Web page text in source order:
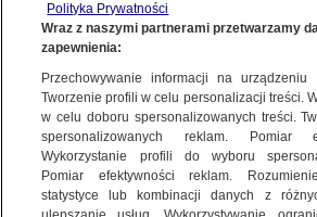
FAKTY | ZOBACZ FAKTY
Taylor Swift poparła kandydaturę Kamali Harris
FAKTY O ŚWIECIE
WIĘCEJ
KANAŁY
Polityka Prywatności
Wraz z naszymi partnerami przetwarzamy
zapewnienia:
Przechowywanie informacji na
Tworzenie profili w celu personalizacji treści.
w celu doboru spersonalizowanych treści.
spersonalizowanych reklam. Pomiar
Wykorzystanie profili do wyboru
Pomiar efektywności reklam.
statystyce lub kombinacji danych z